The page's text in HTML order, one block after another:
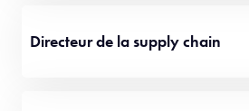
Directeur de la supply chain